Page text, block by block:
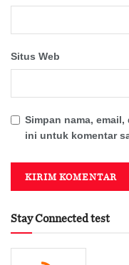
Situs Web
Simpan nama,
ini untuk komentar
Stay Connected test